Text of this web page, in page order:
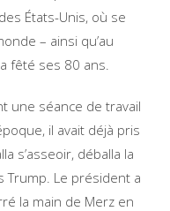
États-Unis, où se
– ainsi qu’au
fêté ses 80 ans.
une séance de travail
il avait déjà pris
s’asseoir, déballa la
Trump. Le président a
la main de Merz en